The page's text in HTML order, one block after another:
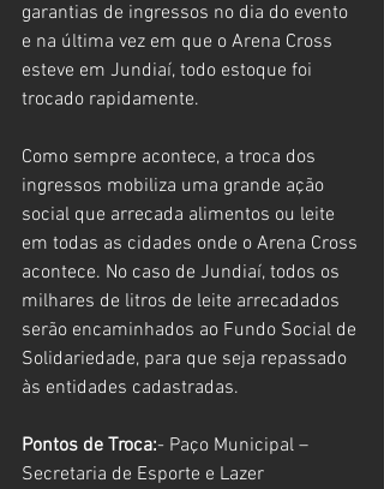
garantias de ingressos no dia do evento
e na última vez em que o Arena Cross
esteve em Jundiaí, todo estoque foi
trocado rapidamente.
Como sempre acontece, a troca dos
ingressos mobiliza uma grande ação
social que arrecada alimentos ou leite
em todas as cidades onde o Arena Cross
acontece. No caso de Jundiaí, todos os
milhares de litros de leite arrecadados
serão encaminhados ao Fundo Social de
Solidariedade, para que seja repassado
às entidades cadastradas.
Pontos de Troca:- Paço Municipal –
Secretaria de Esporte e Lazer